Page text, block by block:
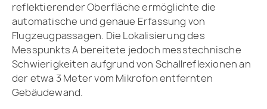
reflektierender Oberfläche ermöglichte die
automatische und genaue Erfassung von
Flugzeugpassagen. Die Lokalisierung des
Messpunkts A bereitete jedoch messtechnische
Schwierigkeiten aufgrund von Schallreflexionen an
der etwa 3 Meter vom Mikrofon entfernten
Gebäudewand.